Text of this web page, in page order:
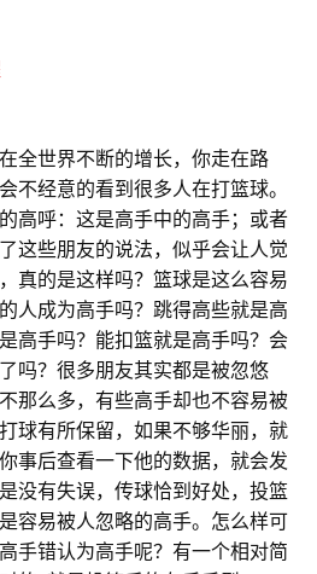
全世界不断的增长，你走在路
不经意的看到很多人在打篮球。
高呼：这是高手中的高手；或者
这些朋友的说法，似乎会让人觉
真的是这样吗？篮球是这么容易
人成为高手吗？跳得高些就是高
高手吗？能扣篮就是高手吗？会
吗？很多朋友其实都是被忽悠
那么多，有些高手却也不容易被
球有所保留，如果不够华丽，就
事后查看一下他的数据，就会发
没有失误，传球恰到好处，投篮
容易被人忽略的高手。怎么样可
手错认为高手呢？有一个相对简